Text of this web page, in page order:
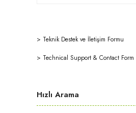
> Teknik Destek ve İletişim Formu
> Technical Support & Contact Form
Hızlı Arama